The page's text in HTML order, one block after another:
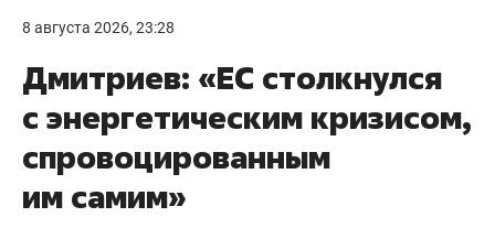
8 августа 2026, 23:28
Дмитриев: «ЕС столкнулся
с энергетическим кризисом,
спровоцированным
им самим»